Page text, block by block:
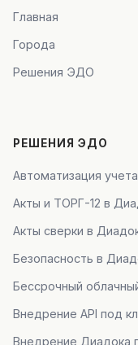
Главная
Города
Решения ЭДО
РЕШЕНИЯ ЭДО
Автоматизация
Акты и ТОРГ-12 в
Акты сверки в
Безопасность в
Бессрочный
Внедрение API под
Внедрение Диадока